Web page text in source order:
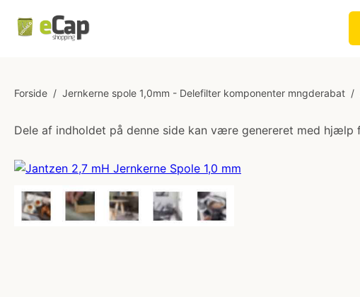
Forside / Jernkerne spole 1,0mm - Delefilter komponenter mngderabat /
Dele af indholdet på denne side kan være genereret med hjælp